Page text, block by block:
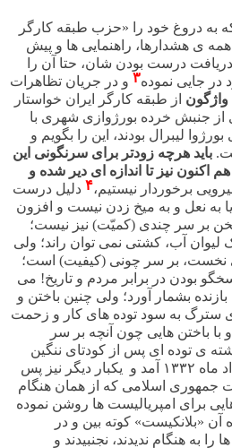
به دروغ خود را «حزب طبقه کارگر
ی هشدارها، راهنمایی ها و پیش
درست بودن شان، حتا آن را
در جایی نموده۳ و در جریان تظاهرات
واژگون از طبقه کارگر ایران خواستار
از جنبش خرده بورژوازی شهری با
لیبرال بودند، این را بگویم و
باید هرچه زودتر برای سرنگونی این
اکنون نیز تا اندازه ای دیر شده و
برخوردار نیستیم،۴ دلیل درست
به نعل و به میخ زدن نیست و افزون
بر سر چندی (کمیّت) نیز نیست؛
آب، کشتی نمی توان راند؛ ولی
نخست، بر سر چونی (کیفیت) است؛
بودن در برابر مردم و تاریخ! می
بشمار آورد؛ ولی چنین باختن و
سترگ به سود توده های کار و زحمت
با باختن هایی چون آنچه بر سر
ی توده ای پس از کودتای ننگین
یکبار دیگر نیز پس
جمهوری اسلامی که از همان هنگام
برای امپریالیست ها روشن نموده
آن «بلانکیست» کوته بین و در
ها را به هنگام ندیدند، نجنبیدند و